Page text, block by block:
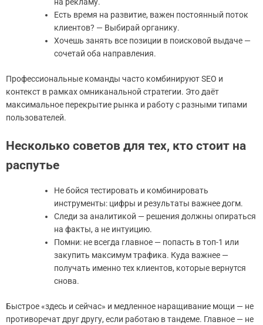
Есть время на развитие, важен постоянный поток
клиентов? — Выбирай органику.
Хочешь занять все позиции в поисковой выдаче —
сочетай оба направления.
Профессиональные команды часто комбинируют SEO и
контекст в рамках омниканальной стратегии. Это даёт
максимальное перекрытие рынка и работу с разными типами
пользователей.
Несколько советов для тех, кто стоит на
распутье
Не бойся тестировать и комбинировать
инструменты: цифры и результаты важнее догм.
Следи за аналитикой — решения должны опираться
на факты, а не интуицию.
Помни: не всегда главное — попасть в топ-1 или
закупить максимум трафика. Куда важнее —
получать именно тех клиентов, которые вернутся
снова.
Быстрое «здесь и сейчас» и медленное наращивание мощи — не
противоречат друг другу, если работаю в тандеме. Главное — не